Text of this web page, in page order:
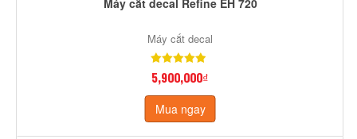
Máy cắt decal Refine EH 720
Máy cắt decal
5,900,000₫
Mua ngay